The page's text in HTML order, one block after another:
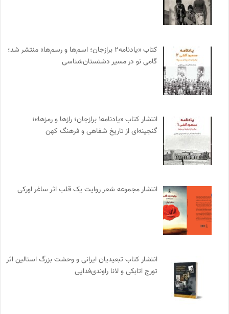
کتاب «یادنامه۲ برازجان؛ اسم‌ها و رسم‌ها» منتشر شد؛
گامی نو در مسیر دشتستان‌شناسی
انتشار کتاب «یادنامه۱ برازجان؛ رازها و رمزها»؛
گنجینه‌ای از تاریخ شفاهی و فرهنگ کهن
انتشار مجموعه شعر روایت یک قلب اثر ساغر اورکی
انتشار کتاب تبعیدیان ایرانی و وحشت بزرگ استالین اثر
تورج اتابکی و لانا راوندی‌فدایی